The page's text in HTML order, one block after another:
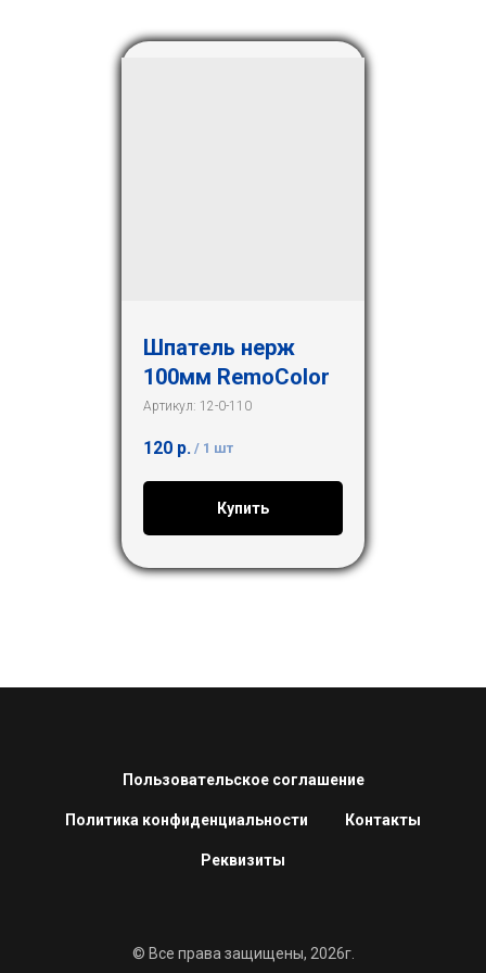
Шпатель нерж
100мм RemoColor
Артикул: 12-0-110
120 р. / 1 шт
Купить
Пользовательское соглашение
Политика конфиденциальности Контакты
Реквизиты
© Все права защищены, 2026г.